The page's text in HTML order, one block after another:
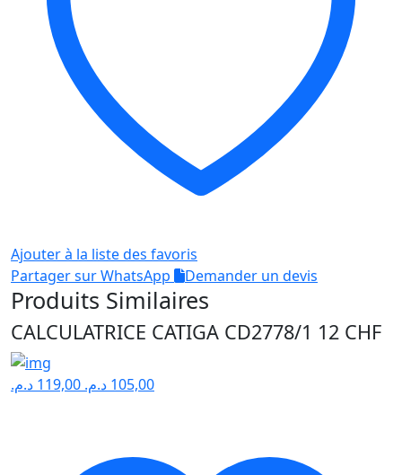
Ajouter à la liste des favoris
Partager sur WhatsApp
Demander un devis
Produits Similaires
CALCULATRICE CATIGA CD2778/1 12 CHF
119,00 د.م. 105,00 د.م.